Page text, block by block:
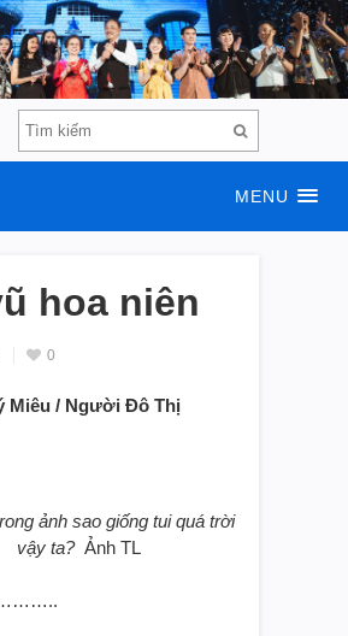
MENU
hoa niên
0
Miêu / Người Đô Thị
ảnh sao giống tui quá trời
vậy ta?Ảnh TL